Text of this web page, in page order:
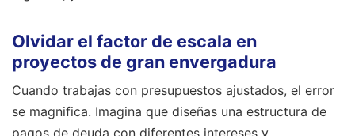
Olvidar el factor de escala en
proyectos de gran envergadura
Cuando trabajas con presupuestos ajustados, el error
se magnifica. Imagina que diseñas una estructura de